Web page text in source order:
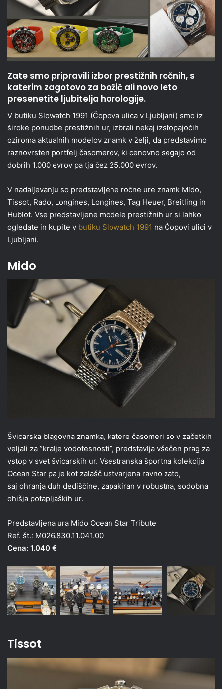
Zate smo pripravili izbor prestižnih ročnih, s
katerim zagotovo za božič ali novo leto
presenetite ljubitelja horologije.
V butiku Slowatch 1991 (Čopova ulica v Ljubljani) smo iz
široke ponudbe prestižnih ur, izbrali nekaj izstopajočih
oziroma aktualnih modelov znamk v želji, da predstavimo
raznovrsten portfelj časomerov, ki cenovno segajo od
dobrih 1.000 evrov pa tja čez 25.000 evrov.
V nadaljevanju so predstavljene ročne ure znamk Mido,
Tissot, Rado, Longines, Longines, Tag Heuer, Breitling in
Hublot. Vse predstavljene modele prestižnih ur si lahko
ogledate in kupite v butiku Slowatch 1991 na Čopovi ulici v
Ljubljani.
Mido
Švicarska blagovna znamka, katere časomeri so v začetkih
veljali za ”kralje vodotesnosti”, predstavlja všečen prag za
vstop v svet švicarskih ur. Vsestranska športna kolekcija
Ocean Star pa je kot zalašč ustvarjena ravno zato,
saj ohranja duh dediščine, zapakiran v robustna, sodobna
ohišja potapljaških ur.
Predstavljena ura Mido Ocean Star Tribute
Ref. št.: M026.830.11.041.00
Cena: 1.040 €
Tissot